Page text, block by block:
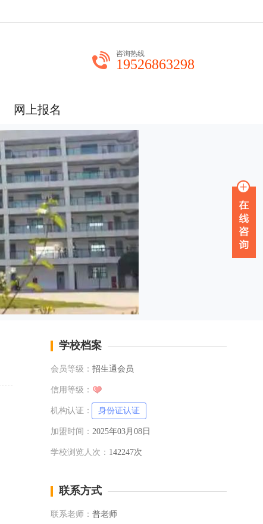
咨询热线
19526863298
网上报名
学校档案
会员等级： 招生通会员
信用等级：
机构认证： 身份证认证
加盟时间： 2025年03月08日
学校浏览人次： 142247次
联系方式
联系老师： 普老师